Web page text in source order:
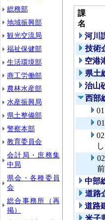
総務部
地域振興部
観光交流局
福祉保健部
生活環境部
商工労働部
農林水産部
水産振興局
県土整備部
警察本部
教育委員会
会計局・庶務集
中局
県会・各種委員
会
総合事務所（再
掲）
課
名
河川
技術
空港
県土
治山
西部
中部
道路
道路